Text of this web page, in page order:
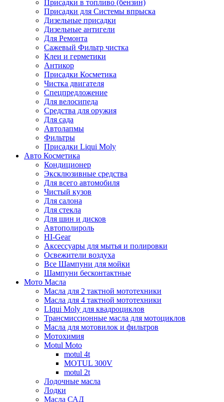
Присадки в топливо (бензин)
Присадки для Системы впрыска
Дизельные присадки
Дизельные антигели
Для Ремонта
Сажевый Фильтр чистка
Клеи и герметики
Антикор
Присадки Косметика
Чистка двигателя
Спецпредложение
Для велосипеда
Средства для оружия
Для сада
Автолапмы
Фильтры
Присадки Liqui Moly
Авто Косметика
Кондиционер
Эксклюзивные средства
Для всего автомобиля
Чистый кузов
Для салона
Для стекла
Для шин и дисков
Автополироль
HI-Gear
Аксессуары для мытья и полировки
Освежители воздуха
Все Шампуни для мойки
Шампуни бесконтактные
Мото Масла
Масла для 2 тактной мототехники
Масла для 4 тактной мототехники
LIqui Moly для квадроциклов
Трансмиссионные масла для мотоциклов
Масла для мотовилок и фильтров
Мотохимия
Motul Moto
motul 4t
MOTUL 300V
motul 2t
Лодочные масла
Лодки
Масла САД